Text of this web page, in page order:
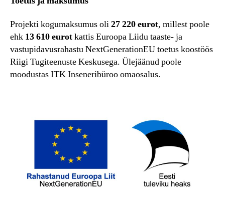
Projekti kogumaksumus oli27 220 eurot, millest poole
ehk 13 610 eurotkattis Euroopa Liidu taaste- ja
vastupidavusrahastu NextGenerationEU toetus koostöös
Riigi Tugiteenuste Keskusega. Ülejäänud poole
moodustas ITK Inseneribüroo omaosalus.